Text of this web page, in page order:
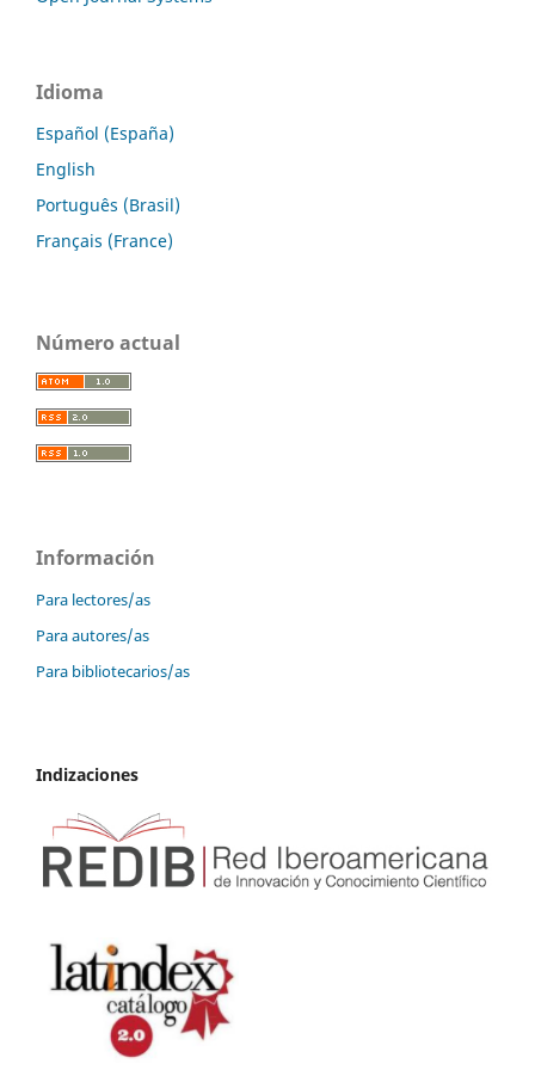
Idioma
Español (España)
English
Português (Brasil)
Français (France)
Número actual
Información
Para lectores/as
Para autores/as
Para bibliotecarios/as
Indizaciones